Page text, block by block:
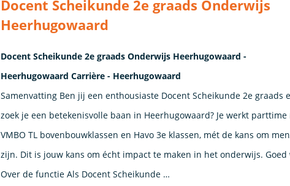
Docent Scheikunde 2e graads Onderwijs
Heerhugowaard
Docent Scheikunde 2e graads Onderwijs Heerhugowaard -
Heerhugowaard Carrière - Heerhugowaard
Samenvatting Ben jij een enthousiaste Docent Scheikunde 2e graads
zoek je een betekenisvolle baan in Heerhugowaard? Je werkt parttime
VMBO TL bovenbouwklassen en Havo 3e klassen, mét de kans om
zijn. Dit is jouw kans om écht impact te maken in het onderwijs. Goed
Over de functie Als Docent Scheikunde …